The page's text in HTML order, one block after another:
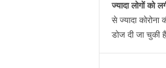
ज्यादा लोगों को
से ज्यादा
डोज दी जा चुकी